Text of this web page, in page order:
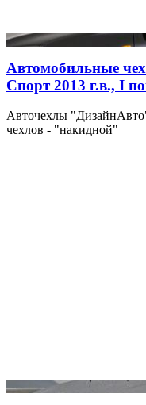
Автомобильные
Спорт 2013 г.в., I
Авточехлы
чехлов - "накидной"